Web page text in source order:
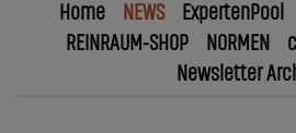
Home NEWS ExpertenPool
REINRAUM-SHOP
NORMEN
Newsletter